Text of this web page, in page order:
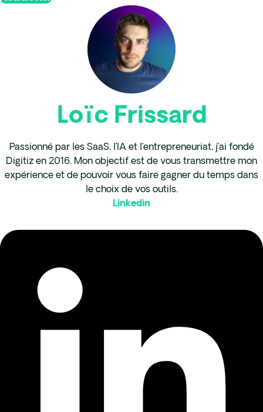
Loïc Frissard
Passionné par les SaaS, l’IA et l’entrepreneuriat, j’ai fondé
Digitiz en 2016. Mon objectif est de vous transmettre mon
expérience et de pouvoir vous faire gagner du temps dans
le choix de vos outils.
Linkedin